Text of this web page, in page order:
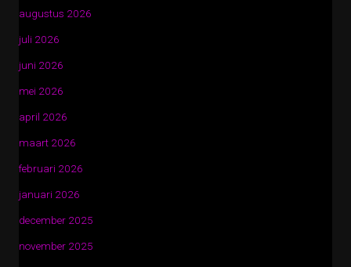
augustus 2026
juli 2026
juni 2026
mei 2026
april 2026
maart 2026
februari 2026
januari 2026
december 2025
november 2025